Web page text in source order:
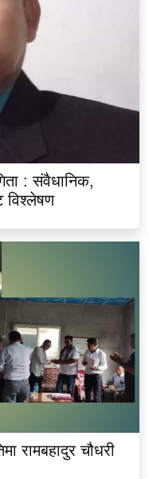
: संवैधानिक,
विश्लेषण
रामबहादुर चौधरी